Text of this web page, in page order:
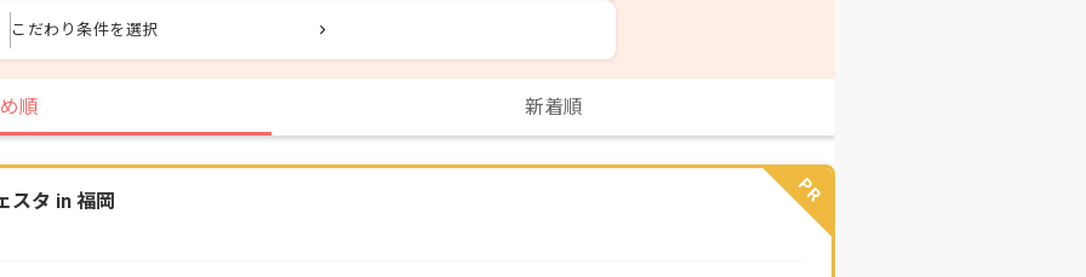
こだわり条件を選択
順 新着順
PR
スタ in 福岡